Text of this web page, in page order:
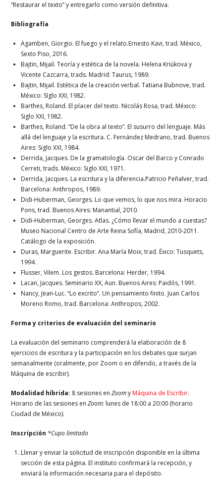
“Restaurar el texto” y entregarlo como versión definitiva.
Bibliografía
Agamben, Giorgio. El fuego y el relato.Ernesto Kavi, trad. México,
Sexto Piso, 2016.
Bajtin, Mijail. Teoría y estética de la novela. Helena Kriúkova y
Vicente Cazcarra, trads. Madrid: Taurus, 1989.
Bajtin, Mijail. Estética de la creación verbal. Tatiana Bubnove, trad.
México: SIglo XXI, 1982.
Barthes, Roland. El placer del texto. Nicolás Rosa, trad. México:
Siglo XXI, 1982.
Barthes, Roland. “De la obra al texto”. El susurro del lenguaje. Más
allá del lenguaje y la escritura. C. Fernández Medrano, trad. Buenos
Aires: Siglo XXI, 1984.
Derrida, Jacques. De la gramatología. Oscar del Barco y Conrado
Cerreti, trads. México: Siglo XXI, 1971.
Derrida, Jacques. La escritura y la diferencia.Patricio Peñalver, trad.
Barcelona: Anthropos, 1989.
Didi-Huberman, Georges. Lo que vemos, lo que nos mira. Horacio
Pons, trad. Buenos Aires: Manantial, 2010.
Didi-Huberman, Georges. Atlas. ¿Cómo llevar el mundo a cuestas?
Museo Nacional Centro de Arte Reina Sofía, Madrid, 2010-2011.
Catálogo de la exposición.
Duras, Marguerite. Escribir. Ana María Moix, trad. Éxico: Tusquets,
1994.
Flusser, Vilem. Los gestos. Barcelona: Herder, 1994.
Lacan, Jacques. Seminario XX, Aun. Buenos Aires: Paidós, 1991.
Nancy, Jean-Luc. “Lo excrito”. Un pensamiento finito. Juan Carlos
Moreno Romo, trad. Barcelona: Anthropos, 2002.
Forma y criterios de evaluación del seminario
La evaluación del seminario comprenderá la elaboración de 8
ejercicios de escritura y la participación en los debates que surjan
semanalmente (oralmente, por Zoom o en diferido, a través de la
Máquina de escribir).
Modalidad híbrida: 8 sesiones enZoomyMáquina de Escribir.
Horario de las sesiones enZoom: lunes de 18:00 a 20:00 (horario
Ciudad de México).
Inscripción *Cupo limitado
Llenar y enviar la solicitud de inscripción disponible en la última
sección de esta página. El instituto confirmará la recepción, y
enviará la información necesaria para el depósito.